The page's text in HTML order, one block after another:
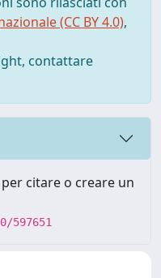
(CC BY 4.0),
contattare
citare o creare un
597651